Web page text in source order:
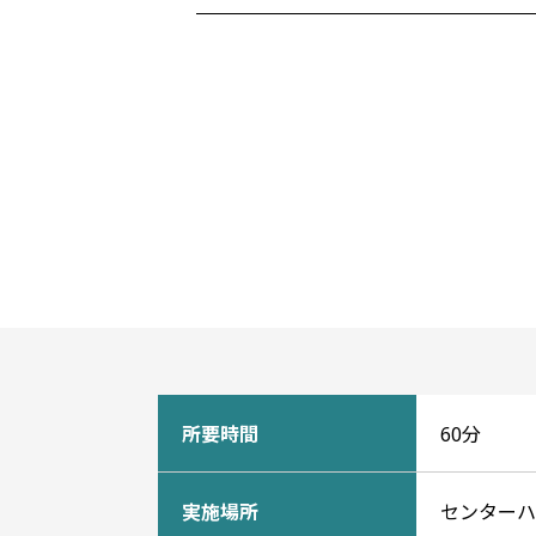
所要時間 60分
実施場所 センター